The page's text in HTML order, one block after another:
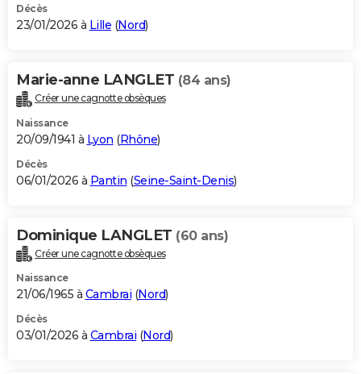
Décès
23/01/2026 à Lille (Nord)
Marie-anne LANGLET (84 ans)
Créer une cagnotte obsèques
Naissance
20/09/1941 à Lyon (Rhône)
Décès
06/01/2026 à Pantin (Seine-Saint-Denis)
Dominique LANGLET (60 ans)
Créer une cagnotte obsèques
Naissance
21/06/1965 à Cambrai (Nord)
Décès
03/01/2026 à Cambrai (Nord)